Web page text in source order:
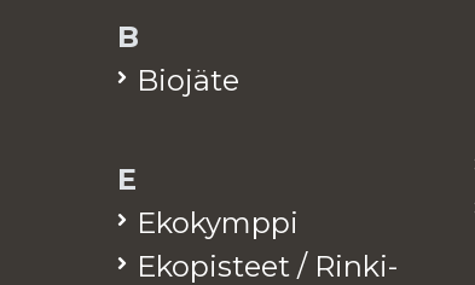
B
Bio­jä­te
E
Eko­kymp­pi
Eko­pis­teet / Rinki-